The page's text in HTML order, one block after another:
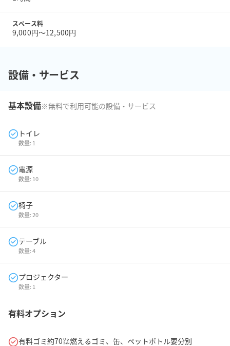
スペース料
9,000円〜12,500円
設備・サービス
基本設備※無料で利用可能の設備・サービス
トイレ
数量: 1
電源
数量: 10
椅子
数量:20
テーブル
数量:4
プロジェクター
数量: 1
有料オプション
有料ゴミ約70㍑燃えるゴミ、缶、ペットボトル要分別